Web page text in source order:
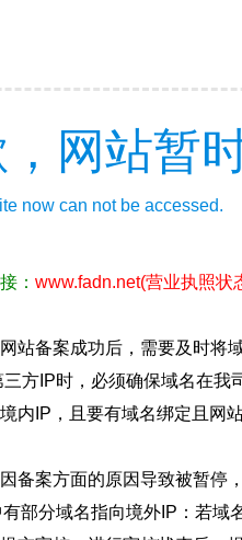
网站暂
now can not be accessed.
： www.fadn.net(营业执照状
站备案成功后，需要及时将
方IP时，必须确保域名在我
内IP，且要有域名绑定且网
备案方面的原因导致被暂停
部分域名指向境外IP：若域